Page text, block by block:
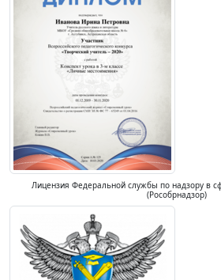
Лицензия Федеральной службы по надзору в
(Рособрнадзор)